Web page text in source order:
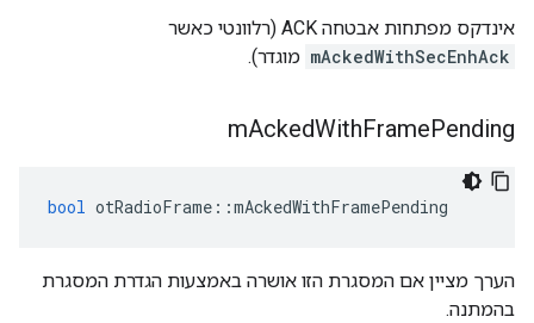
אינדקס מפתחות אבטחה ACK (רלוונטי כאשר
mAckedWithSecEnhAck מוגדר).
mAckedWithFramePending
bool otRadioFrame ::mAckedWithFramePending
הערך מציין אם המסגרת הזו אושרה באמצעות הגדרת המסגרת
בהמתנה.